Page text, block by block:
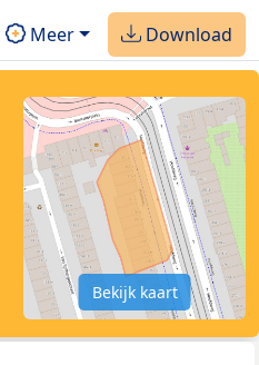
Meer Download
Bekijk kaart